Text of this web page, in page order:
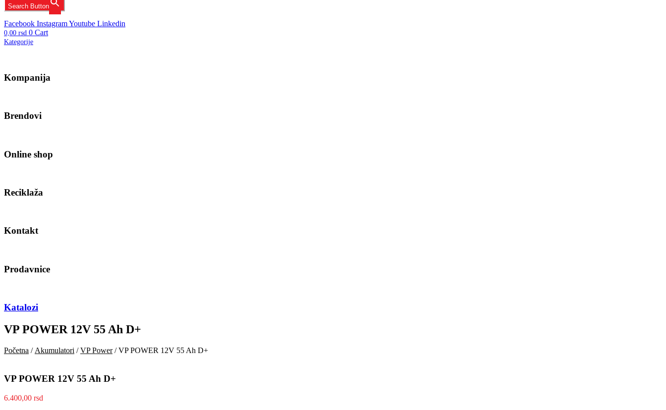
Search Button
Facebook InstagramYoutube Linkedin
0,00 rsd 0 Cart
Kategorije
Kompanija
Brendovi
Online shop
Reciklaža
Kontakt
Prodavnice
Katalozi
VP POWER 12V 55 Ah D+
Početna / Akumulatori /VP Power/ VP POWER 12V 55 Ah D+
VP POWER 12V 55 Ah D+
6.400,00 rsd